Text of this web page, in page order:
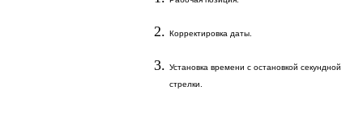
Корректировка даты.
Установка времени с остановкой секундной
стрелки.